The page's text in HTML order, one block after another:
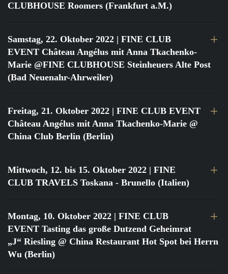
CLUBHOUSE Roomers (Frankfurt a.M.)
Samstag, 22. Oktober 2022 | FINE CLUB
EVENT Château Angélus mit Anna Tkachenko-
Marie @FINE CLUBHOUSE Steinheuers Alte Post
(Bad Neuenahr-Ahrweiler)
Freitag, 21. Oktober 2022 | FINE CLUB EVENT
Château Angélus mit Anna Tkachenko-Marie @
China Club Berlin (Berlin)
Mittwoch, 12. bis 15. Oktober 2022 | FINE
CLUB TRAVELS Toskana - Brunello (Italien)
Montag, 10. Oktober 2022 | FINE CLUB
EVENT Tasting das große Dutzend Geheimrat
„J“ Riesling @ China Restaurant Hot Spot bei Herrn
Wu (Berlin)